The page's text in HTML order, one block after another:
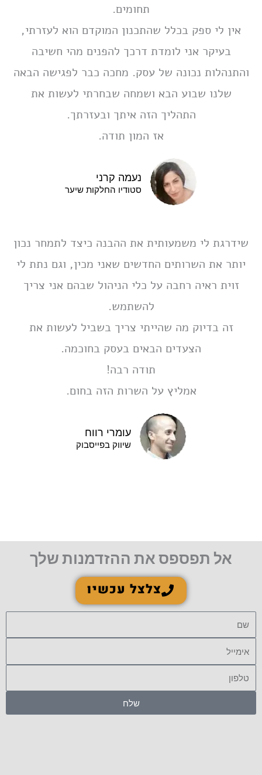
תחומים.
אין לי ספק בכלל שהתכנון המוקדם הוא לעזרתי,
בעיקר אני לומדת דרכך להפנים מהי חשיבה
והתנהלות נכונה של עסק. מחכה כבר לפגישה הבאה
שלנו שבוע הבא ושמחה שבחרתי לעשות את
התהליך הזה איתך ובעזרתך.
אז המון תודה.
נעמה קרני
סטודיו החלקות שיער
שידרגת לי משמעותית את ההבנה כיצד לתמחר נכון
יותר את השרותים החדשים שאני מכין, וגם נתת לי
זוית ראיה רחבה על כלי הניהול שבהם אני צריך
להשתמש.
זה בדיוק מה שהייתי צריך בשביל לעשות את
הצעדים הבאים בעסק בחוכמה.
תודה רבה!
אמליץ על השרות הזה בחום.
עומרי רווח
שיווק בפייסבוק
אל תפספס את ההזדמנות שלך
צלצל עכשיו
טלפון
שלח